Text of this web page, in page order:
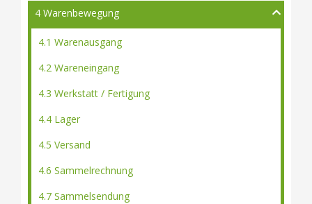
4 Warenbewegung
4.1 Warenausgang
4.2 Wareneingang
4.3 Werkstatt / Fertigung
4.4 Lager
4.5 Versand
4.6 Sammelrechnung
4.7 Sammelsendung